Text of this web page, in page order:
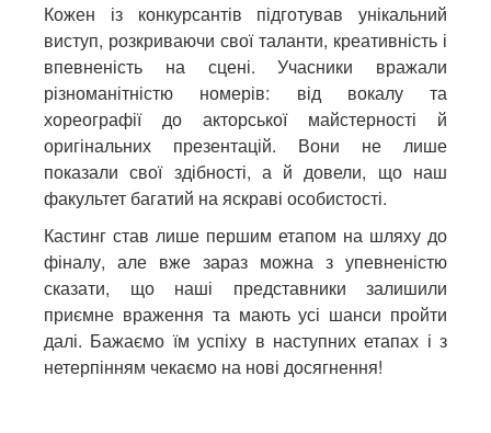
Кожен із конкурсантів підготував унікальний
виступ, розкриваючи свої таланти, креативність і
впевненість на сцені. Учасники вражали
різноманітністю номерів: від вокалу та
хореографії до акторської майстерності й
оригінальних презентацій. Вони не лише
показали свої здібності, а й довели, що наш
факультет багатий на яскраві особистості.
Кастинг став лише першим етапом на шляху до
фіналу, але вже зараз можна з упевненістю
сказати, що наші представники залишили
приємне враження та мають усі шанси пройти
далі. Бажаємо їм успіху в наступних етапах і з
нетерпінням чекаємо на нові досягнення!